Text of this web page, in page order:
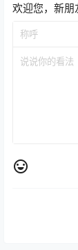
欢迎您，新朋